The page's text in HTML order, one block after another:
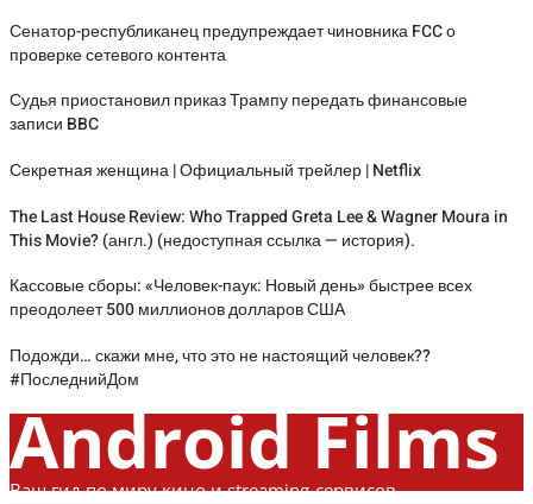
Сенатор-республиканец предупреждает чиновника FCC о
проверке сетевого контента
Судья приостановил приказ Трампу передать финансовые
записи BBC
Секретная женщина | Официальный трейлер | Netflix
The Last House Review: Who Trapped Greta Lee & Wagner Moura in
This Movie? (англ.) (недоступная ссылка — история).
Кассовые сборы: «Человек-паук: Новый день» быстрее всех
преодолеет 500 миллионов долларов США
Подожди… скажи мне, что это не настоящий человек??
#ПоследнийДом
Android Films
Ваш гид по миру кино и streaming-сервисов